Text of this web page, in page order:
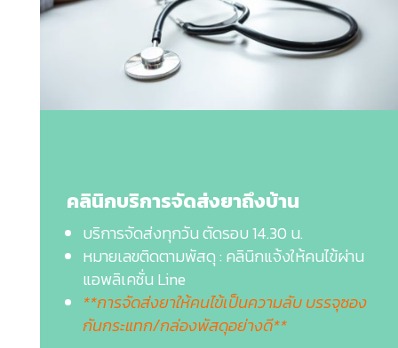
คลินิกบริการจัดส่งยาถึงบ้าน
บริการจัดส่งทุกวัน ตัดรอบ 14.30 น.
หมายเลขติดตามพัสดุ : คลินิกแจ้งให้คนไข้ผ่าน
แอพลิเคชั่น Line
**การจัดส่งยาให้คนไข้เป็นความลับ บรรจุซอง
กันกระแทก/กล่องพัสดุอย่างดี**